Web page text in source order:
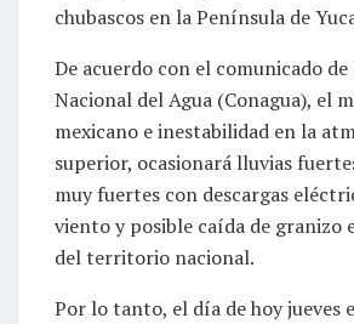
chubascos en la Península de
De acuerdo con el comunicado
Nacional del Agua (Conagua), el
mexicano e inestabilidad en la
superior, ocasionará lluvias
muy fuertes con descargas
viento y posible caída de granizo
del territorio nacional.
Por lo tanto, el día de hoy jueves